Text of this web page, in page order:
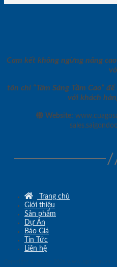
Cam kết không ngừng nâng
tôn chỉ “Tâm Sáng Tầm Cao”
với khách
Website:
Trang chủ
Giới thiệu
Sản phẩm
Dự Án
Báo Giá
Tin Tức
Liên hệ